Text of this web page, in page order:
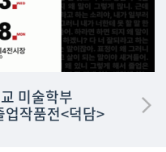
미술학부
업작품전<덕담>